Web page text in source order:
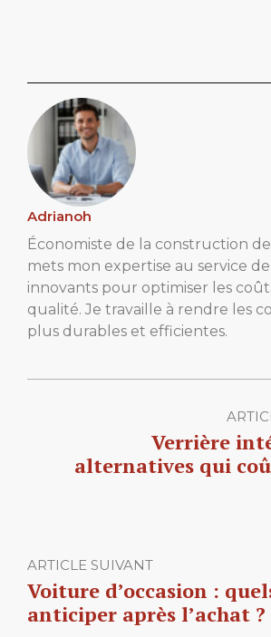
Adrianoh
Économiste de la construction de
mets mon expertise au service
innovants pour optimiser les
qualité. Je travaille à rendre les
plus durables et efficientes.
Verrière
alternatives qui
ARTICLE SUIVANT
Voiture d’occasion :
anticiper après l’achat ?